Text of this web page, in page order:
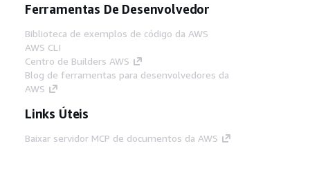
Ferramentas De Desenvolvedor
Biblioteca de exemplos de código da AWS
AWS CLI
Centro de Builders AWS
Blog de ferramentas para desenvolvedores da
AWS
Links Úteis
Baixar servidor MCP de documentos da AWS